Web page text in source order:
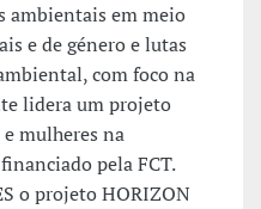
ambientais em meio
e de género e lutas
com foco na
lidera um projeto
mulheres na
pela FCT.
o projeto HORIZON